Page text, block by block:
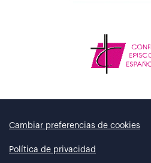
Cambiar preferencias de cookies
Política de privacidad